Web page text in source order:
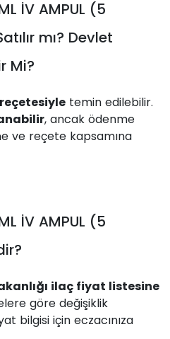
İV AMPUL (5
mı? Devlet
Mi?
temin edilebilir.
, ancak ödenme
ve reçete kapsamına
İV AMPUL (5
ilaç fiyat listesine
göre değişiklik
bilgisi için eczacınıza